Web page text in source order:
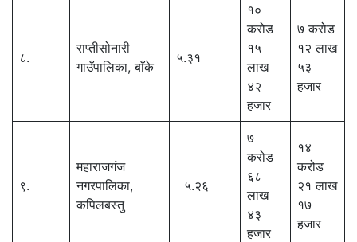
८.
राप्तीसोनारी
गाउँपालिका, बाँके
५.३१
१०
करोड
१५
लाख
४२
हजार
७ करोड
१२ लाख
५३
हजार
९.
महाराजगंज
नगरपालिका,
कपिलबस्तु
५.२६
७
करोड
६८
लाख
४३
हजार
१४
करोड
२१ लाख
१७
हजार